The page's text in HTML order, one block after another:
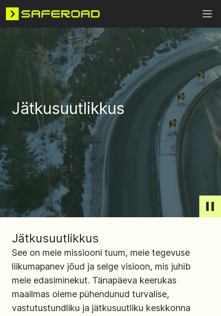
Jätkusuutlikkus
Jätkusuutlikkus
See on meie missiooni tuum, meie tegevuse
liikumapanev jõud ja selge visioon, mis juhib
meie edasiminekut. Tänapäeva keerukas
maailmas oleme pühendunud turvalise,
vastutustundliku ja jätkusuutliku keskkonna